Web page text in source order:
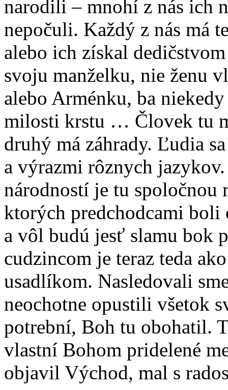
narodili – mnohí z nás ich
nepočuli. Každý z nás má
alebo ich získal
svoju manželku, nie ženu
alebo Arménku, ba
milosti krstu … Človek tu
druhý má záhrady. Ľudia
a výrazmi rôznych
národností je tu spoločnou
ktorých predchodcami boli
a vôl budú jesť slamu bok
cudzincom je teraz teda
usadlíkom. Nasledovali
neochotne opustili všetok
potrební, Boh tu obohatil.
vlastní Bohom pridelené
objavil Východ, mal s